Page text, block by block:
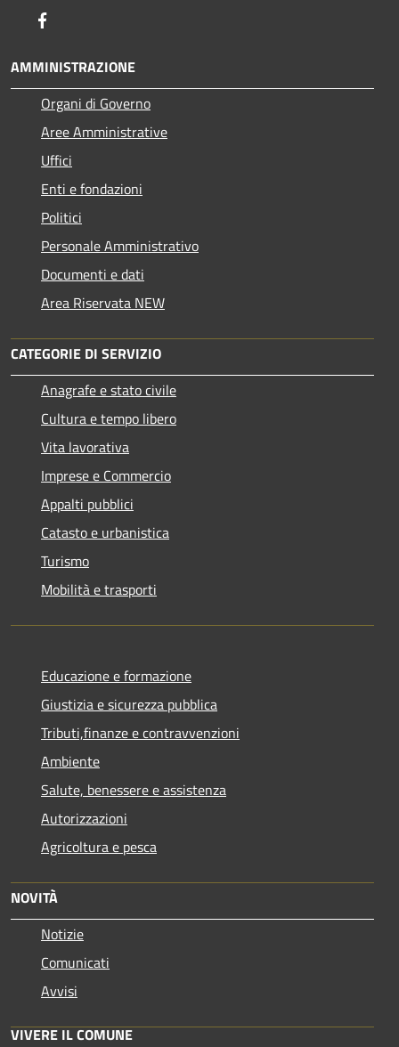
AMMINISTRAZIONE
Organi di Governo
Aree Amministrative
Uffici
Enti e fondazioni
Politici
Personale Amministrativo
Documenti e dati
Area Riservata NEW
CATEGORIE DI SERVIZIO
Anagrafe e stato civile
Cultura e tempo libero
Vita lavorativa
Imprese e Commercio
Appalti pubblici
Catasto e urbanistica
Turismo
Mobilità e trasporti
Educazione e formazione
Giustizia e sicurezza pubblica
Tributi,finanze e contravvenzioni
Ambiente
Salute, benessere e assistenza
Autorizzazioni
Agricoltura e pesca
NOVITÀ
Notizie
Comunicati
Avvisi
VIVERE IL COMUNE